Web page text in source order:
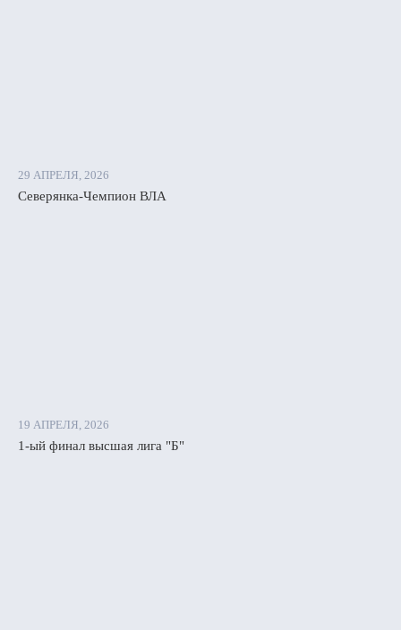
29 АПРЕЛЯ, 2026
Северянка-Чемпион ВЛА
19 АПРЕЛЯ, 2026
1-ый финал высшая лига "Б"